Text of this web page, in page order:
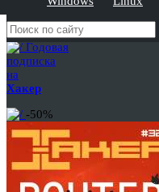
Годовая
подписка
на
Хакер
-50%